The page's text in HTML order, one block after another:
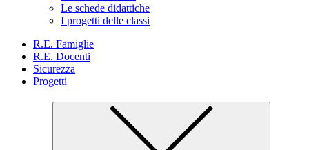
Le schede didattiche
I progetti delle classi
R.E. Famiglie
R.E. Docenti
Sicurezza
Progetti